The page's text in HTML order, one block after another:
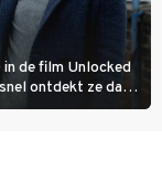
de film Unlocked
ontdekt ze dat
heeft.